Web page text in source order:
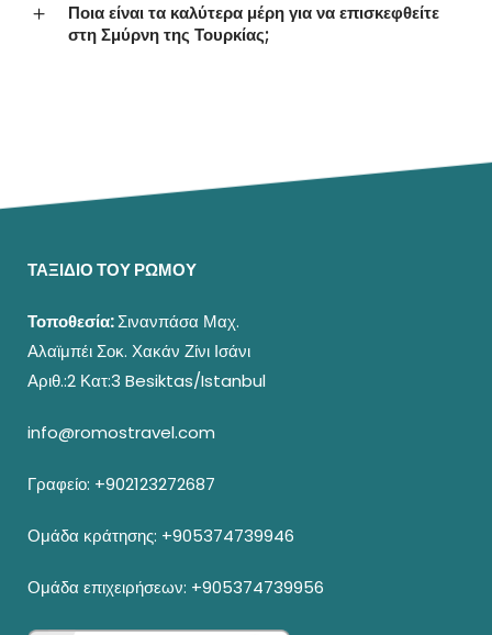
Ποια είναι τα καλύτερα μέρη για να επισκεφθείτε
στη Σμύρνη της Τουρκίας;
ΤΑΞΙΔΙΟ ΤΟΥ ΡΩΜΟΥ
Τοποθεσία:Σινανπάσα Μαχ.
Αλαϊμπέι Σοκ. Χακάν Ζίνι Ισάνι
Αριθ.:2 Κατ:3 Besiktas/Istanbul
info@romostravel.com
Γραφείο: +902123272687
Ομάδα κράτησης: +905374739946
Ομάδα επιχειρήσεων: +905374739956